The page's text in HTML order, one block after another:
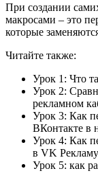
При создании
макросами – это
которые
Читайте также:
Урок 1: Что
Урок 2:
рекламном
Урок 3: Как
ВКонтакте в
Урок 4: Как
в VK Рекламу
Урок 5: как